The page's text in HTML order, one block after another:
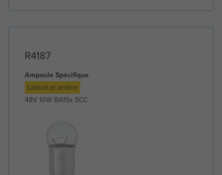
R4187
Ampoule Spécifique
Latéral et arrière
48V 10W BA15s SCC